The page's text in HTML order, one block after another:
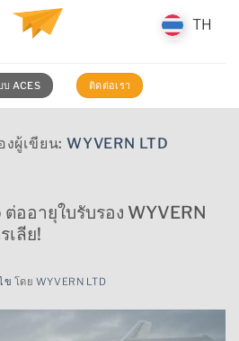
บ ACES ติดต่อเรา
งผู้เขียน:WYVERN LTD
ออายุใบรับรอง WYVERN
เลีย!
ข โดย WYVERN LTD
TH
TH